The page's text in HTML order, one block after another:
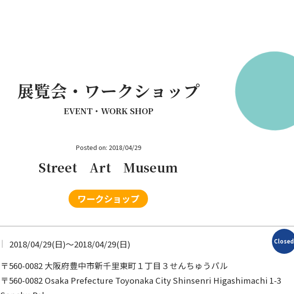
展覧会・ワークショップ
EVENT・WORK SHOP
Posted on: 2018/04/29
Street Art Museum
ワークショップ
2018/04/29(日)〜2018/04/29(日) Closed
〒560-0082 大阪府豊中市新千里東町１丁目３せんちゅうパル
〒560-0082 Osaka Prefecture Toyonaka City Shinsenri Higashimachi 1-3